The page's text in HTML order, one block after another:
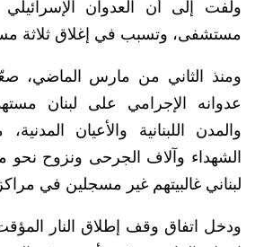
مستشفى، وتسبب في إغلاق ثلاثة
ومنذ الثاني من مارس الماضي، صعّد
عدوانه الإجرامي على لبنان
والمدن اللبنانية والأعيان
الشهداء وآلاف الجرحى ونزوح
لبناني غالبيتهم غير مسجلين في مراكز
ودخل اتفاق وقف إطلاق النار